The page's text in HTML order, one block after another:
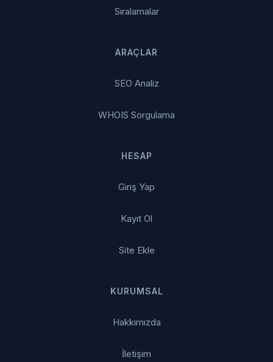
Sıralamalar
ARAÇLAR
SEO Analiz
WHOIS Sorgulama
HESAP
Giriş Yap
Kayıt Ol
Site Ekle
KURUMSAL
Hakkımızda
İletişim